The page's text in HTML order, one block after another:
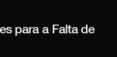
para a Falta de